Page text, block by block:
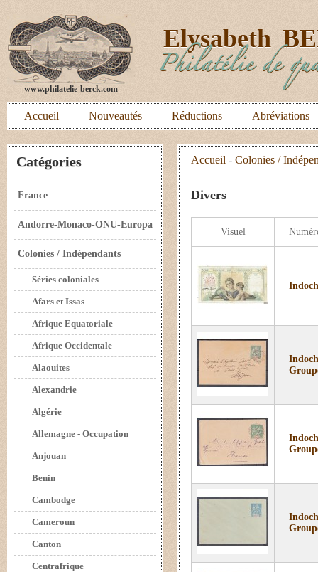
www.philatelie-berck.com
Elysabeth
Philatélie de
Accueil Nouveautés Réductions Abréviations
Catégories
France
Andorre-Monaco-ONU-Europa
Colonies / Indépendants
Séries coloniales
Afars et Issas
Afrique Equatoriale
Afrique Occidentale
Alaouites
Alexandrie
Algérie
Allemagne - Occupation
Anjouan
Benin
Cambodge
Cameroun
Canton
Centrafrique
Accueil - Colonies /
Divers
Visuel